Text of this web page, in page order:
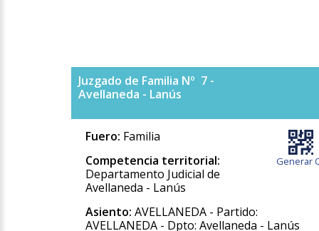
Juzgado de Familia Nº 7 -
Avellaneda - Lanús
Generar
Fuero: Familia
Competencia territorial:
Departamento Judicial de
Avellaneda - Lanús
Asiento: AVELLANEDA - Partido:
AVELLANEDA - Dpto: Avellaneda - Lanús